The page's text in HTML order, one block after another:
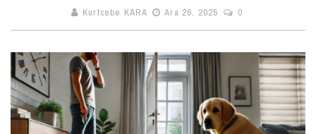
Kurtcebe KARA Ara 26, 2025 0